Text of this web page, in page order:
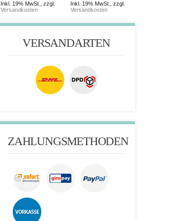
Inkl. 19% MwSt., zzgl.
Versandkosten
Inkl. 19% MwSt., zzgl.
Versandkosten
VERSANDARTEN
ZAHLUNGSMETHODEN